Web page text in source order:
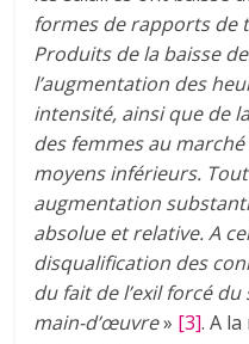
formes de rapports de
Produits de la baisse
l’augmentation des
intensité, ainsi que de
des femmes au
moyens inférieurs.
augmentation
absolue et relative. A
disqualification des
du fait de l’exil forcé
main-d’œuvre» [3]. A